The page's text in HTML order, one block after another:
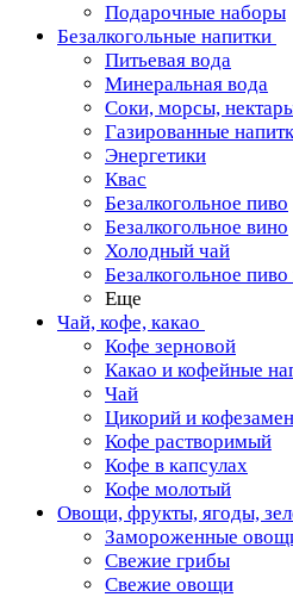
Подарочные наборы
Безалкогольные напитки
Питьевая вода
Минеральная вода
Соки, морсы,
Газированные
Энергетики
Квас
Безалкогольное пиво
Безалкогольное вино
Холодный чай
Безалкогольное
Еще
Чай, кофе, какао
Кофе зерновой
Какао и кофейные
Чай
Цикорий и
Кофе растворимый
Кофе в капсулах
Кофе молотый
Овощи, фрукты, ягоды,
Замороженные
Свежие грибы
Свежие овощи